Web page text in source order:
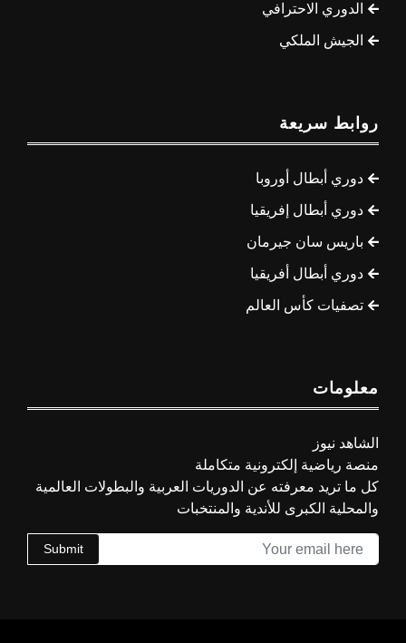
الدوري الاحترافي
الجيش الملكي
روابط سريعة
دوري أبطال أوروبا
دوري أبطال إفريقيا
باريس سان جيرمان
دوري أبطال أفريقيا
تصفيات كأس العالم
معلومات
الشاهد نيوز
منصة رياضية إلكترونية متكاملة
كل ما تريد معرفته عن الدوريات العربية والبطولات العالمية
والمحلية الكبرى للأندية والمنتخبات
Submit